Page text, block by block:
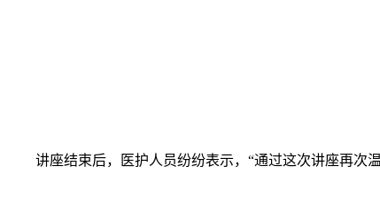
讲座结束后，医护人员纷纷表示，“通过这次讲座再次